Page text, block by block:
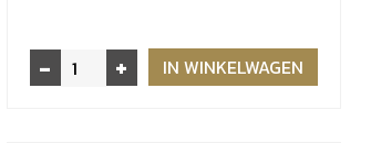
-
Paalhouder
op
+ IN WINKELWAGEN